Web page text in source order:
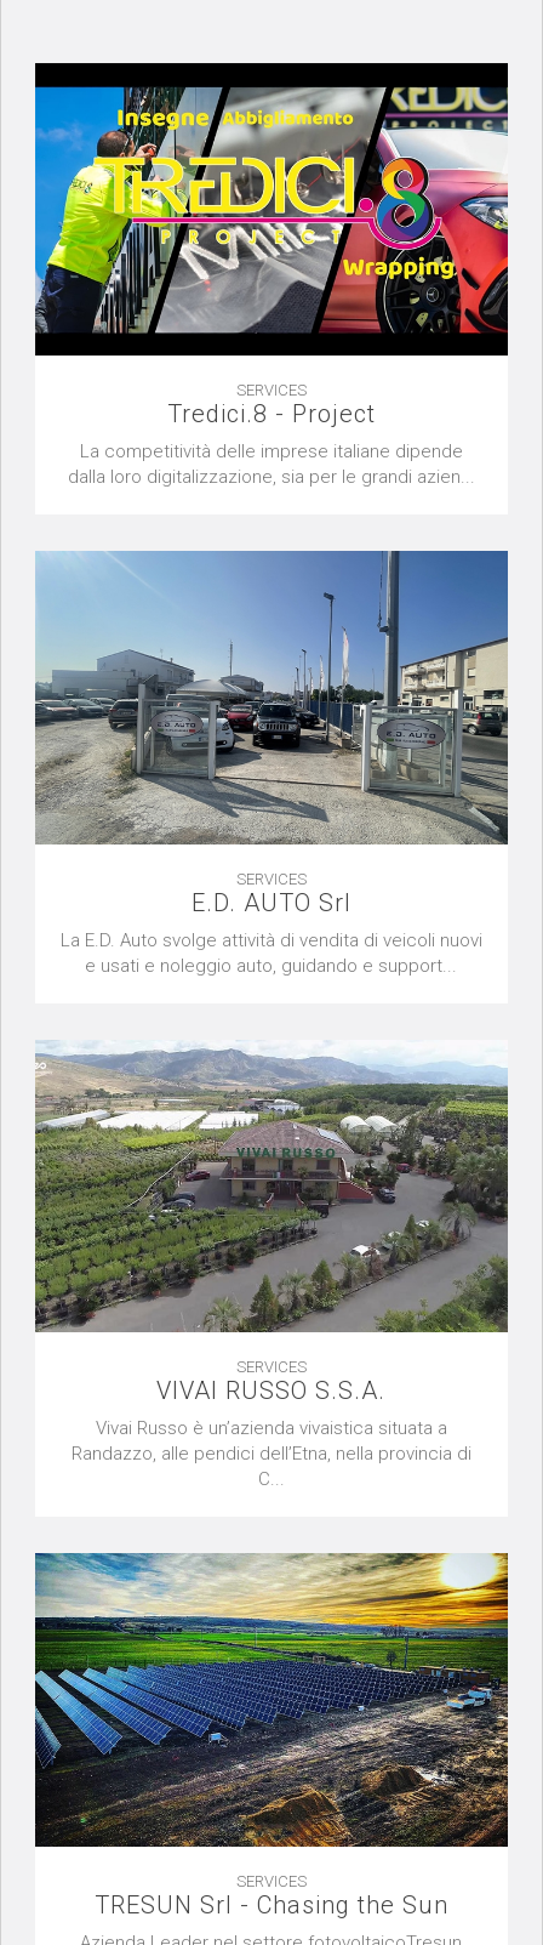
SERVICES
Tredici.8 - Project
La competitività delle imprese italiane dipende
dalla loro digitalizzazione, sia per le grandi azien...
SERVICES
E.D. AUTO Srl
La E.D. Auto svolge attività di vendita di veicoli nuovi
e usati e noleggio auto, guidando e support...
SERVICES
VIVAI RUSSO S.S.A.
Vivai Russo è un’azienda vivaistica situata a
Randazzo, alle pendici dell’Etna, nella provincia di
C...
SERVICES
TRESUN Srl - Chasing the Sun